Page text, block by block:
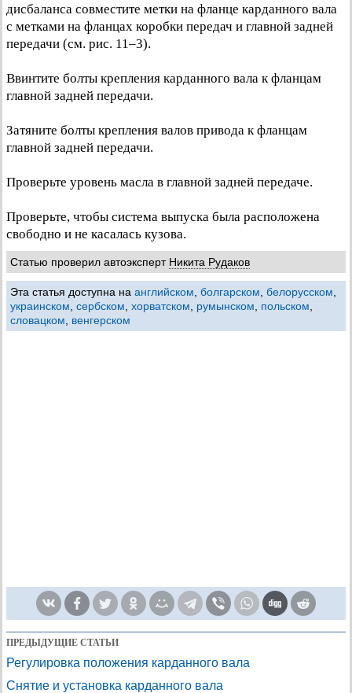
дисбаланса совместите метки на фланце карданного вала
с метками на фланцах коробки передач и главной задней
передачи (см. рис. 11–3).
Ввинтите болты крепления карданного вала к фланцам
главной задней передачи.
Затяните болты крепления валов привода к фланцам
главной задней передачи.
Проверьте уровень масла в главной задней передаче.
Проверьте, чтобы система выпуска была расположена
свободно и не касалась кузова.
Статью проверил автоэксперт Никита Рудаков
Эта статья доступна на английском болгарском белорусском
украинском сербском хорватском румынском польском
словацком
венгерском
ПРЕДЫДУЩИЕ СТАТЬИ
Регулировка положения карданного вала
Снятие и установка карданного вала